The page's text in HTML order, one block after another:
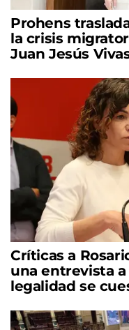
Prohens
la crisis
Juan Jesús
Críticas a
una entrevista
legalidad se